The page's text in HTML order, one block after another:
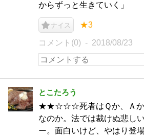
からずっと生きていく」
ナイス ★3
コメント(0) 2018/08/23
とこたろう
★★☆☆☆死者はＱか、Ａか
なのか。法では裁けぬ悲し
ー。面白いけど、やはり登